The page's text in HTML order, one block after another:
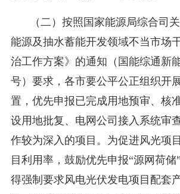
（二）按照国家能源局综合司
能源及抽水蓄能开发领域不当市场
治工作方案》的通知（国能综通新
号）要求，各市要公平公正组织开
置，优先申报已完成用地预审、核
设用地批复、电网公司接入系统审
作较为深入的项目。为促进风光项
目利用率，鼓励优先申报“源网荷储
得强制要求风电光伏发电项目配套